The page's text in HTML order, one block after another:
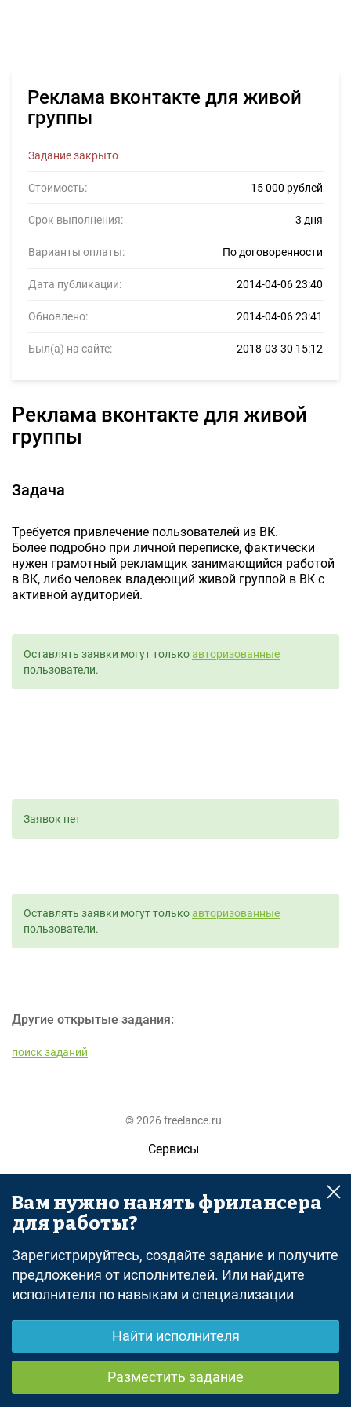
Реклама вконтакте для живой
группы
Задание закрыто
Стоимость: 15 000 рублей
Срок выполнения: 3 дня
Варианты оплаты: По договоренности
Дата публикации: 2014-04-06 23:40
Обновлено: 2014-04-06 23:41
Был(а) на сайте: 2018-03-30 15:12
Реклама вконтакте для живой
группы
Задача
Требуется привлечение пользователей из ВК.
Более подробно при личной переписке, фактически
нужен грамотный рекламщик занимающийся работой
в ВК, либо человек владеющий живой группой в ВК с
активной аудиторией.
Оставлять заявки могут толькоавторизованные
пользователи.
Заявок нет
Оставлять заявки могут толькоавторизованные
пользователи.
Другие открытые задания:
поиск заданий
© 2026 freelance.ru
Сервисы
Помощь
Поиск
Оферта
Политика конфиденциальности
Дисклеймер о ЗоЗПП
Отказ от ответственности
Вам нужно нанять фрилансера
для работы?
Зарегистрируйтесь, создайте задание и получите
предложения от исполнителей. Или найдите
исполнителя по навыкам и специализации
Найти исполнителя
Разместить задание